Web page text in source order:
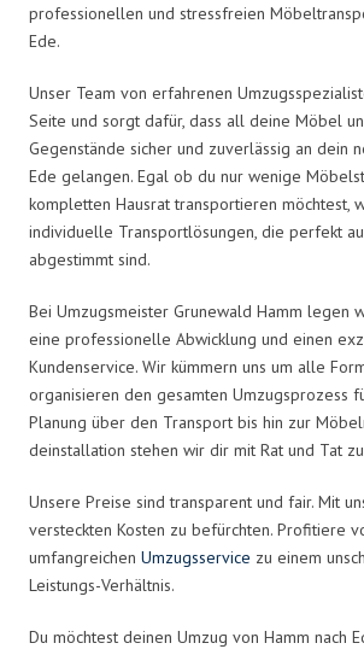
professionellen und stressfreien
Ede.
Unser Team von erfahrenen
Seite und sorgt dafür, dass all deine Möbel
Gegenstände sicher und zuverlässig an dein
Ede gelangen. Egal ob du nur wenige
kompletten Hausrat transportieren möchtest,
individuelle Transportlösungen, die perfekt
abgestimmt sind.
Bei Umzugsmeister Grunewald Hamm legen
eine professionelle Abwicklung und einen
Kundenservice. Wir kümmern uns um alle
organisieren den gesamten Umzugsprozess
Planung über den Transport bis hin zur
deinstallation stehen wir dir mit Rat und Tat
Unsere Preise sind transparent und fair. Mit
versteckten Kosten zu befürchten. Profitiere
umfangreichen Umzugsservice zu einem
Leistungs-Verhältnis.
Du möchtest deinen Umzug von Hamm nach